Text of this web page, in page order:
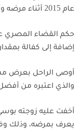
عام 2015 أثناء مرضه وأيام حياته الأخيرة.
حكم القضاء المصري
إضافة إلى كفالة بمقدار 1000 جنيه، بتهمة تزوير شيك بنكي.
أوصى الراحل بعرض
والذي اعتبره من أفضل
أخفت عليه زوجته
يعرف بمرضه، وذلك